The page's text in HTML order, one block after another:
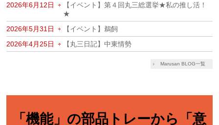
2026年6月12日
【イベント】第４回丸三総選挙★私の推し活！
★
2026年5月31日
【イベント】鵜飼
2026年4月25日
【丸三日記】中東情勢
Marusan BLOG一覧
「機能」の部品トレーから「意